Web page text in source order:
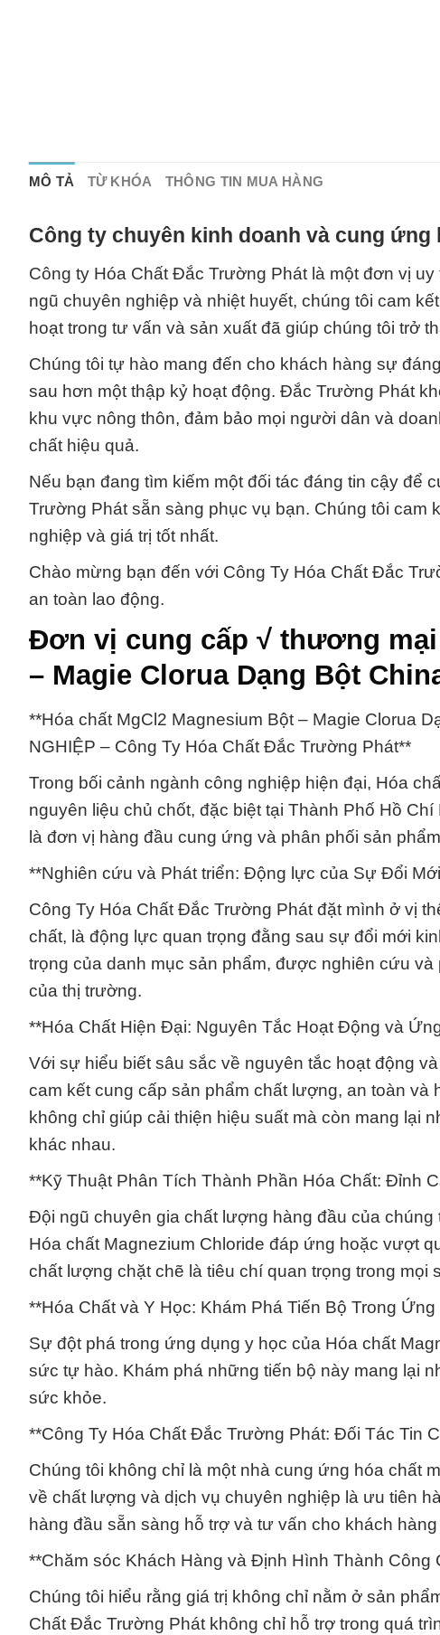
MÔ TẢ TỪ KHÓA THÔNG TIN MUA HÀNG
Công ty chuyên kinh doanh và cung ứng
Công ty Hóa Chất Đắc Trường Phát là một đơn vị
ngũ chuyên nghiệp và nhiệt huyết, chúng tôi cam
hoạt trong tư vấn và sản xuất đã giúp chúng tôi trở
Chúng tôi tự hào mang đến cho khách hàng sự
sau hơn một thập kỷ hoạt động. Đắc Trường Phát
khu vực nông thôn, đảm bảo mọi người dân và
chất hiệu quả.
Nếu bạn đang tìm kiếm một đối tác đáng tin cậy
Trường Phát sẵn sàng phục vụ bạn. Chúng tôi
nghiệp và giá trị tốt nhất.
Chào mừng bạn đến với Công Ty Hóa Chất Đắc
an toàn lao động.
Đơn vị cung cấp √ thương
– Magie Clorua Dạng Bột
**Hóa chất MgCl2 Magnesium Bột – Magie Clorua
NGHIỆP – Công Ty Hóa Chất Đắc Trường Phát**
Trong bối cảnh ngành công nghiệp hiện đại, Hóa
nguyên liệu chủ chốt, đặc biệt tại Thành Phố Hồ
là đơn vị hàng đầu cung ứng và phân phối sản
**Nghiên cứu và Phát triển: Động lực của Sự Đổi
Công Ty Hóa Chất Đắc Trường Phát đặt mình ở vị
chất, là động lực quan trọng đằng sau sự đổi mới
trọng của danh mục sản phẩm, được nghiên cứu
của thị trường.
**Hóa Chất Hiện Đại: Nguyên Tắc Hoạt Động và
Với sự hiểu biết sâu sắc về nguyên tắc hoạt động
cam kết cung cấp sản phẩm chất lượng, an toàn
không chỉ giúp cải thiện hiệu suất mà còn mang lại
khác nhau.
**Kỹ Thuật Phân Tích Thành Phần Hóa Chất: Đỉnh
Đội ngũ chuyên gia chất lượng hàng đầu của
Hóa chất Magnezium Chloride đáp ứng hoặc vượt
chất lượng chặt chẽ là tiêu chí quan trọng trong mọi
**Hóa Chất và Y Học: Khám Phá Tiến Bộ Trong
Sự đột phá trong ứng dụng y học của Hóa chất
sức tự hào. Khám phá những tiến bộ này mang lại
sức khỏe.
**Công Ty Hóa Chất Đắc Trường Phát: Đối Tác Tin
Chúng tôi không chỉ là một nhà cung ứng hóa chất
về chất lượng và dịch vụ chuyên nghiệp là ưu tiên
hàng đầu sẵn sàng hỗ trợ và tư vấn cho khách
**Chăm sóc Khách Hàng và Định Hình Thành Công
Chúng tôi hiểu rằng giá trị không chỉ nằm ở sản
Chất Đắc Trường Phát không chỉ hỗ trợ trong quá